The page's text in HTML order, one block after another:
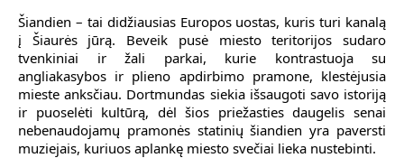
Šiandien – tai didžiausias Europos uostas, kuris turi kanalą
į Šiaurės jūrą. Beveik pusė miesto teritorijos sudaro
tvenkiniai ir žali parkai, kurie kontrastuoja su
angliakasybos ir plieno apdirbimo pramone, klestėjusia
mieste anksčiau. Dortmundas siekia išsaugoti savo istoriją
ir puoselėti kultūrą, dėl šios priežasties daugelis senai
nebenaudojamų pramonės statinių šiandien yra paversti
muziejais, kuriuos aplankę miesto svečiai lieka nustebinti.